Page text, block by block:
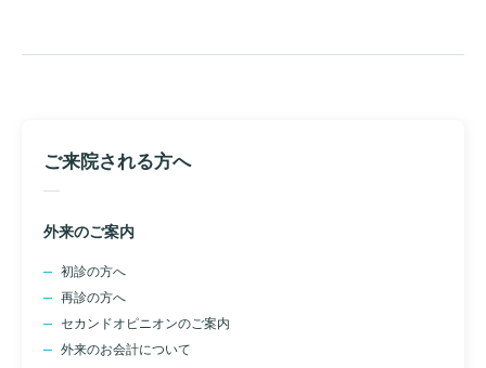
一歩先の医療の提供
広報誌「とーぶたいむ」
公式SNSアカウント一覧
院内のルールについて
フロアマップ
院内施設のご案内
医療関係者向け講習・研修
人材開発センター
当院退職後のカルテ閲覧手続き
ご来院される方へ
外来のご案内
初診の方へ
再診の方へ
セカンドオピニオンのご案内
外来のお会計について